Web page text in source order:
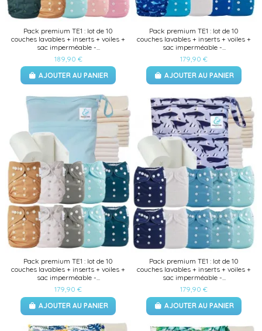
Pack premium TE1 : lot de 10
couches lavables + inserts + voiles +
sac imperméable -...
189,90 €
AJOUTER AU PANIER
Pack premium TE1 : lot de 10
couches lavables + inserts + voiles +
sac imperméable -...
179,90 €
AJOUTER AU PANIER
Pack premium TE1 : lot de 10
couches lavables + inserts + voiles +
sac imperméable -...
179,90 €
AJOUTER AU PANIER
Pack premium TE1 : lot de 10
couches lavables + inserts + voiles +
sac imperméable -...
179,90 €
AJOUTER AU PANIER